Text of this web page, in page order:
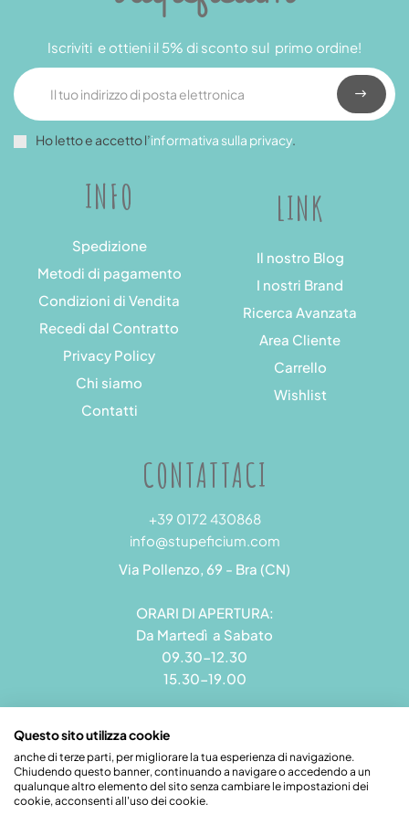
INFO
Spedizione
Metodi di pagamento
Condizioni di Vendita
Recedi dal Contratto
Privacy Policy
Chi siamo
Contatti
LINK
Il nostro Blog
I nostri Brand
Ricerca Avanzata
Area Cliente
Carrello
Wishlist
Iscriviti e ottieni il 5% di sconto sul primo ordine!
Ho letto e accetto l’informativa sulla privacy.
CONTATTACI
+39 0172 430868
info@stupeficium.com
Via Pollenzo, 69 - Bra (CN)
ORARI DI APERTURA:
Da Martedì a Sabato
09.30-12.30
15.30-19.00
Stupeficium di Carena Diego | Rea CN - 265823 | P.I.
09492550018 | Pec: grandamodel@pec.it
Questo sito utilizza cookie
anche di terze parti, per migliorare la tua esperienza di navigazione.
Chiudendo questo banner, continuando a navigare o accedendo a un
qualunque altro elemento del sito senza cambiare le impostazioni dei
cookie, acconsenti all'uso dei cookie.